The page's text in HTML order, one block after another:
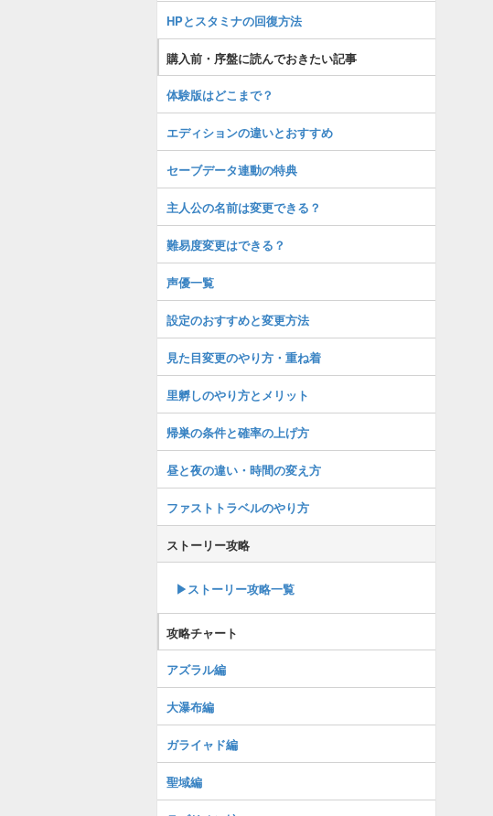
HPとスタミナの回復方法
購入前・序盤に読んでおきたい記事
体験版はどこまで？
エディションの違いとおすすめ
セーブデータ連動の特典
主人公の名前は変更できる？
難易度変更はできる？
声優一覧
設定のおすすめと変更方法
見た目変更のやり方・重ね着
里孵しのやり方とメリット
帰巣の条件と確率の上げ方
昼と夜の違い・時間の変え方
ファストトラベルのやり方
ストーリー攻略
▶︎ストーリー攻略一覧
攻略チャート
アズラル編
大瀑布編
ガライャド編
聖域編